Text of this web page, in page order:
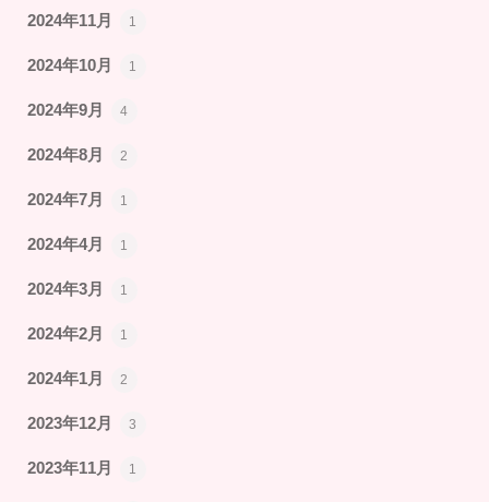
2024年11月 1
2024年10月 1
2024年9月 4
2024年8月 2
2024年7月 1
2024年4月 1
2024年3月 1
2024年2月 1
2024年1月 2
2023年12月 3
2023年11月 1